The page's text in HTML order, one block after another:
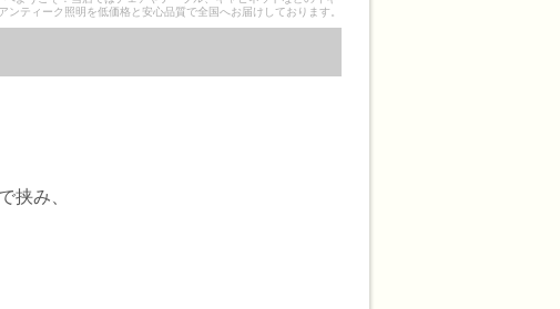
ティーク照明を低価格と安心品質で全国へお届けしております。
挟み、